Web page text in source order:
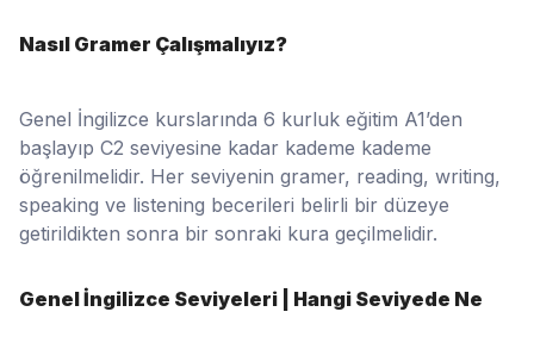
Nasıl Gramer Çalışmalıyız?
Genel İngilizce kurslarında 6 kurluk eğitim A1’den
başlayıp C2 seviyesine kadar kademe kademe
öğrenilmelidir. Her seviyenin gramer, reading, writing,
speaking ve listening becerileri belirli bir düzeye
getirildikten sonra bir sonraki kura geçilmelidir.
Genel İngilizce Seviyeleri | Hangi Seviyede Ne